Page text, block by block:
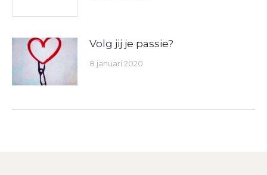
Volg jij je passie?
8 januari 2020